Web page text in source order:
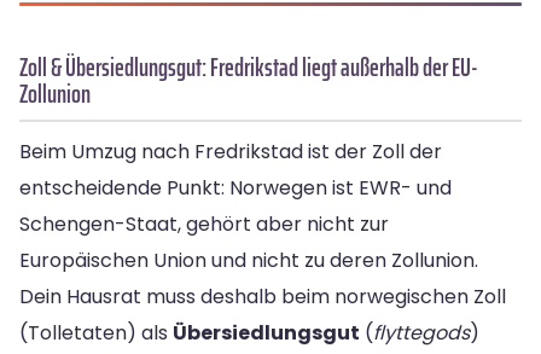
Zoll & Übersiedlungsgut: Fredrikstad liegt außerhalb der EU-
Zollunion
Beim Umzug nach Fredrikstad ist der Zoll der
entscheidende Punkt: Norwegen ist EWR- und
Schengen-Staat, gehört aber nicht zur
Europäischen Union und nicht zu deren Zollunion.
Dein Hausrat muss deshalb beim norwegischen Zoll
(Tolletaten) als Übersiedlungsgut (flyttegods)